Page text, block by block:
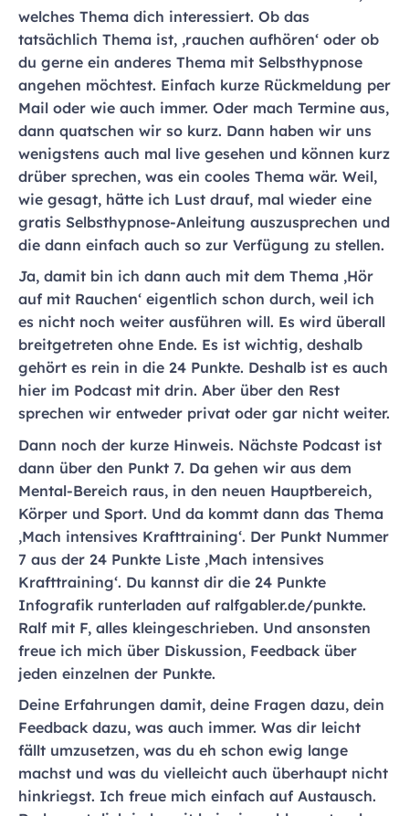
welches Thema dich interessiert. Ob das
tatsächlich Thema ist, ‚rauchen aufhören‘ oder ob
du gerne ein anderes Thema mit Selbsthypnose
angehen möchtest. Einfach kurze Rückmeldung per
Mail oder wie auch immer. Oder mach Termine aus,
dann quatschen wir so kurz. Dann haben wir uns
wenigstens auch mal live gesehen und können kurz
drüber sprechen, was ein cooles Thema wär. Weil,
wie gesagt, hätte ich Lust drauf, mal wieder eine
gratis Selbsthypnose-Anleitung auszusprechen und
die dann einfach auch so zur Verfügung zu stellen.
Ja, damit bin ich dann auch mit dem Thema ‚Hör
auf mit Rauchen‘ eigentlich schon durch, weil ich
es nicht noch weiter ausführen will. Es wird überall
breitgetreten ohne Ende. Es ist wichtig, deshalb
gehört es rein in die 24 Punkte. Deshalb ist es auch
hier im Podcast mit drin. Aber über den Rest
sprechen wir entweder privat oder gar nicht weiter.
Dann noch der kurze Hinweis. Nächste Podcast ist
dann über den Punkt 7. Da gehen wir aus dem
Mental-Bereich raus, in den neuen Hauptbereich,
Körper und Sport. Und da kommt dann das Thema
‚Mach intensives Krafttraining‘. Der Punkt Nummer
7 aus der 24 Punkte Liste ‚Mach intensives
Krafttraining‘. Du kannst dir die 24 Punkte
Infografik runterladen auf ralfgabler.de/punkte.
Ralf mit F, alles kleingeschrieben. Und ansonsten
freue ich mich über Diskussion, Feedback über
jeden einzelnen der Punkte.
Deine Erfahrungen damit, deine Fragen dazu, dein
Feedback dazu, was auch immer. Was dir leicht
fällt umzusetzen, was du eh schon ewig lange
machst und was du vielleicht auch überhaupt nicht
hinkriegst. Ich freue mich einfach auf Austausch.